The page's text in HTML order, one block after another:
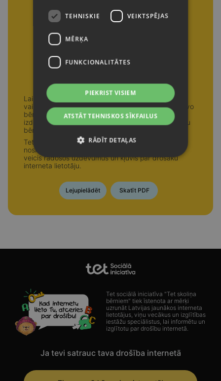
Tet skoliņas diploms!
Lai iedrošinātu jaunākos interneta lietotājus izzināt
vairāk drošu un atbildīgu interneta lietošanu, apbalvo
bērnu par katru apgūtu digitālās drošības tēmu –
izdrukā un pasniedz īpašo Tet skoliņas diplomu, kuru
bērns pats var izkrāsot.
Tet skoliņas diplomu var saņemt ikviens, kurš ir
noskatījies raidījumu “Ričijs Rū un internets” sēriju,
veicis radošos uzdevumus un kļuvis par drošāku
interneta lietotāju.
Lejupielādēt Skatīt PDF
Tet sociālā iniciatīva "Tet skoliņa
bērniem" tiek īstenota ar mērķi
uzrunāt Latvijas jaunākos interneta
lietotājus, viņu vecākus un izglītības
iestāžu speciālistus, lai informētu un
izglītotu par drošību internetā.
Ja tevi satrauc tava drošība internetā
TEHNISKIE VEIKTSPĒJAS
MĒRĶA
FUNKCIONALITĀTES
PIEKRIST VISIEM
ATSTĀT TEHNISKOS SĪKFAILUS
RĀDĪT DETAĻAS